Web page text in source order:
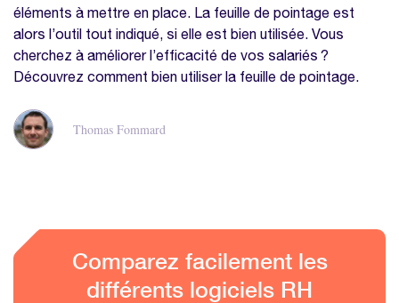
éléments à mettre en place. La feuille de pointage est
alors l’outil tout indiqué, si elle est bien utilisée. Vous
cherchez à améliorer l’efficacité de vos salariés ?
Découvrez comment bien utiliser la feuille de pointage.
Thomas Fommard
Comparez facilement les
différents logiciels RH